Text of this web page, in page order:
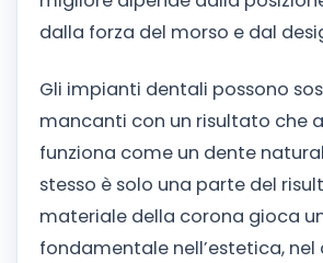
dalla forza del morso e dal
Gli impianti dentali possono
mancanti con un risultato che
funziona come un dente
stesso è solo una parte del
materiale della corona gioca
fondamentale nell’estetica,